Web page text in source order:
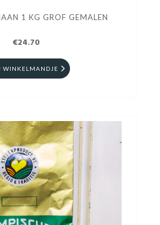
1 KG GROF GEMALEN
€24.70
WINKELMANDJE